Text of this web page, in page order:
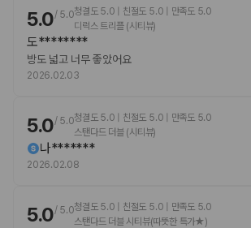
5.0/ 5.0청결도 5.0 | 친절도 5.0 | 만족도 5.0
디럭스 트리플 (시티뷰)
도********
방도 넓고 너무 좋았어요
2026.02.03
5.0/ 5.0청결도 5.0 | 친절도 5.0 | 만족도 5.0
스탠다드 더블 (시티뷰)
나*******
2026.02.08
5.0/ 5.0청결도 5.0 | 친절도 5.0 | 만족도 5.0
스탠다드 더블 시티뷰(따뜻한 특가★)